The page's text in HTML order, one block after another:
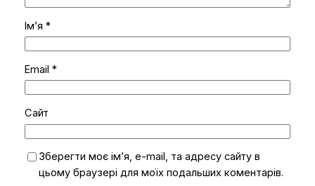
Ім’я *
Email *
Сайт
Зберегти моє ім’я, e-mail, та адресу сайту в
цьому браузері для моїх подальших коментарів.